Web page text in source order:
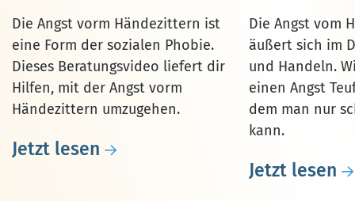
Die Angst vorm Händezittern ist
eine Form der sozialen Phobie.
Dieses Beratungsvideo liefert dir
Hilfen, mit der Angst vorm
Händezittern umzugehen.
Jetzt lesen
Die Angst vom
äußert sich im
und Handeln.
einen Angst
dem man nur
kann.
Jetzt lesen